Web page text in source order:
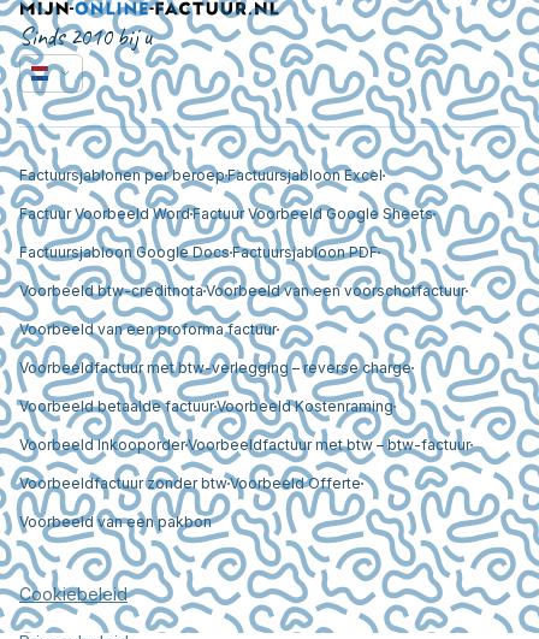
Sinds 2010 bij u
Factuursjablonen per beroepFactuursjabloon Excel
Factuur Voorbeeld WordFactuur Voorbeeld Google Sheets
Factuursjabloon Google DocsFactuursjabloon PDF
Voorbeeld btw-creditnotaVoorbeeld van een voorschotfactuur
Voorbeeld van een proforma factuur
Voorbeeldfactuur met btw-verlegging – reverse charge
Voorbeeld betaalde factuurVoorbeeld Kostenraming
Voorbeeld InkooporderVoorbeeldfactuur met btw – btw-factuur
Voorbeeldfactuur zonder btwVoorbeeld Offerte
Voorbeeld van een pakbon
Cookiebeleid